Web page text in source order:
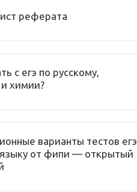
реферата
с егэ по русскому,
химии?
варианты тестов егэ
языку от фипи — открытый